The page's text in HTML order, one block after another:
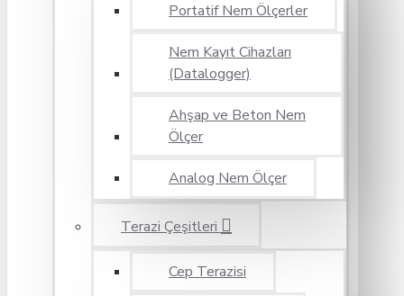
Portatif Nem Ölçerler
Nem Kayıt Cihazları
(Datalogger)
Ahşap ve Beton Nem
Ölçer
Analog Nem Ölçer
Terazi Çeşitleri
Cep Terazisi